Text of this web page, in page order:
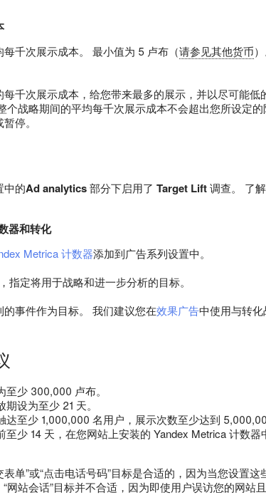
千次展示成本。 最小值为 5 卢布（请参见其他货币
每千次展示成本，给您带来最多的展示，并以尽可能
个战略期间的平均每千次展示成本不会超出您所设定
停。
中的Ad analytics部分下启用了 Target Lift调查。 了
器和转化
Metrica 计数器添加到广告系列设置中。
指定将用于战略和进一步分析的目标。
事件作为目标。 我们建议您在效果广告中使用与转化
至少 300,000 卢布。
设为至少 21 天。
达至少 1,000,000 名用户，展示次数至少达到
至少 14 天，在您网站上安装的 Yandex Metrica 计数
表单”或“点击电话号码”目标是合适的，因为当您设置
网站会话”目标并不合适，因为即使用户误访您的网站